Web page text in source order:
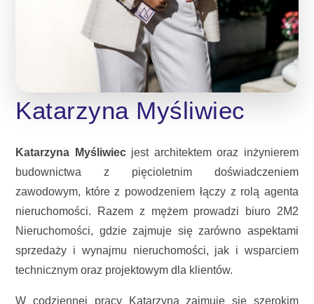
Katarzyna Myśliwiec
Katarzyna Myśliwiecjest architektem oraz inżynierem
budownictwa z pięcioletnim doświadczeniem
zawodowym, które z powodzeniem łączy z rolą agenta
nieruchomości. Razem z mężem prowadzi biuro 2M2
Nieruchomości, gdzie zajmuje się zarówno aspektami
sprzedaży i wynajmu nieruchomości, jak i wsparciem
technicznym oraz projektowym dla klientów.
W codziennej pracy Katarzyna zajmuje się szerokim